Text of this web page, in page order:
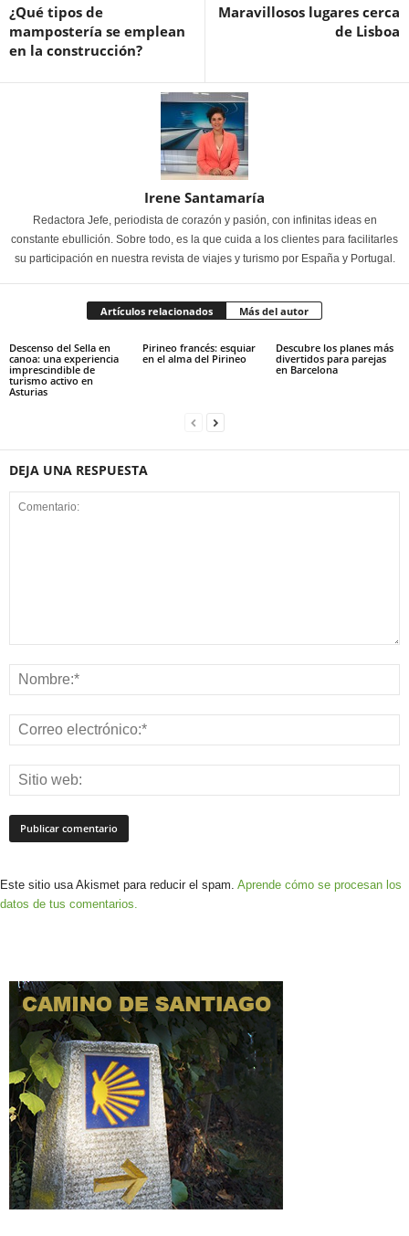
¿Qué tipos de
mampostería se emplean
en la construcción?
Maravillosos lugares cerca
de Lisboa
Irene Santamaría
Redactora Jefe, periodista de corazón y pasión, con infinitas ideas en
constante ebullición. Sobre todo, es la que cuida a los clientes para facilitarles
su participación en nuestra revista de viajes y turismo por España y Portugal.
Artículos relacionados Más del autor
Descenso del Sella en
canoa: una experiencia
imprescindible de
turismo activo en
Asturias
Pirineo francés: esquiar
en el alma del Pirineo
Descubre los planes más
divertidos para parejas
en Barcelona
DEJA UNA RESPUESTA
Este sitio usa Akismet para reducir el spam. Aprende cómo se procesan los
datos de tus comentarios.